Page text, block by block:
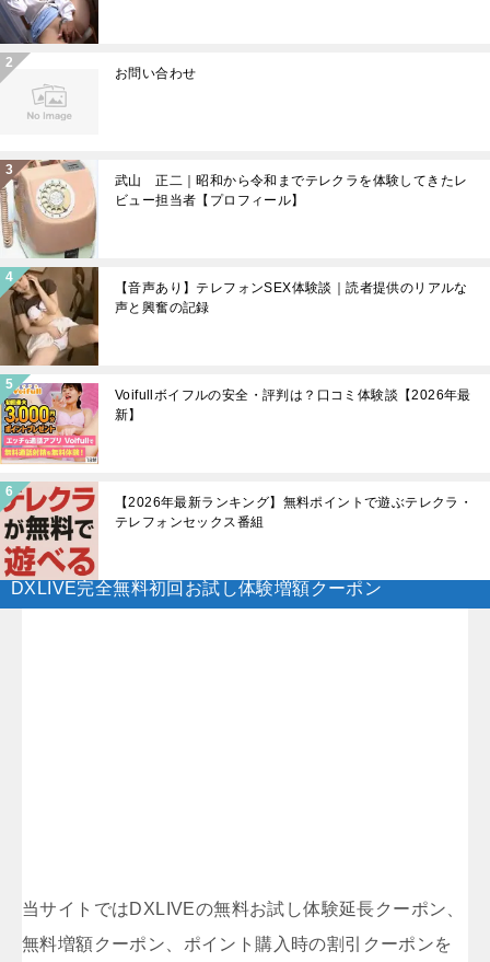
お問い合わせ
武山 正二｜昭和から令和までテレクラを体験してきたレ
ビュー担当者【プロフィール】
【音声あり】テレフォンSEX体験談｜読者提供のリアルな
声と興奮の記録
Voifullボイフルの安全・評判は？口コミ体験談【2026年最
新】
【2026年最新ランキング】無料ポイントで遊ぶテレクラ・
テレフォンセックス番組
DXLIVE完全無料初回お試し体験増額クーポン
当サイトではDXLIVEの無料お試し体験延長クーポン、
無料増額クーポン、ポイント購入時の割引クーポンを